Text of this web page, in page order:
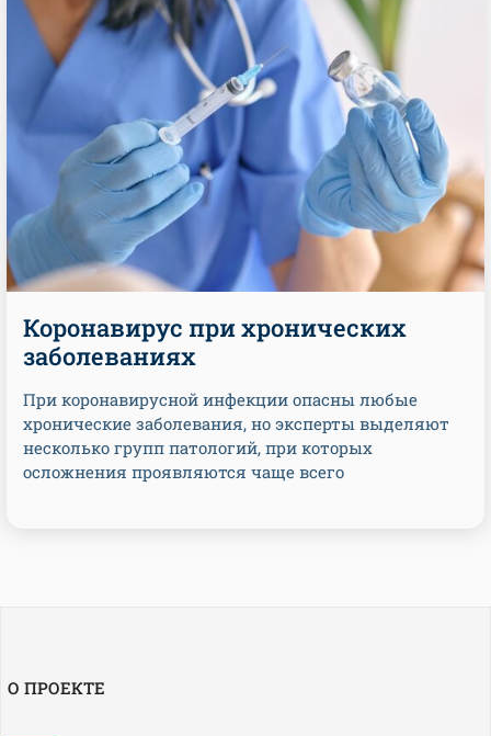
Коронавирус при хронических
заболеваниях
При коронавирусной инфекции опасны любые
хронические заболевания, но эксперты выделяют
несколько групп патологий, при которых
осложнения проявляются чаще всего
О ПРОЕКТЕ